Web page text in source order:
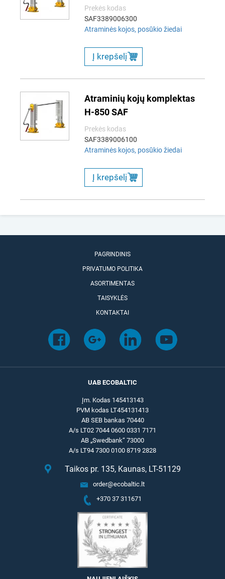
Prekės kodas
SAF3389006300
Atraminės kojos, posūkio žiedai
Į krepšelį
Atraminių kojų komplektas
H-850 SAF
Prekės kodas
SAF3389006100
Atraminės kojos, posūkio žiedai
Į krepšelį
PAGRINDINIS
PRIVATUMO POLITIKA
ASORTIMENTAS
TAISYKLĖS
KONTAKTAI
UAB ECOBALTIC
Įm. Kodas 145413143
PVM kodas LT454131413
AB SEB bankas 70440
A/s LT02 7044 0600 0331 7171
AB „Swedbank“ 73000
A/s LT94 7300 0100 8719 2828
Taikos pr. 135, Kaunas, LT-51129
order@ecobaltic.lt
+370 37 311671